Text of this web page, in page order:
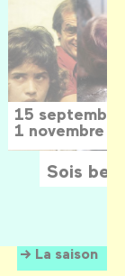
La saison
15
1 novembre
Sois